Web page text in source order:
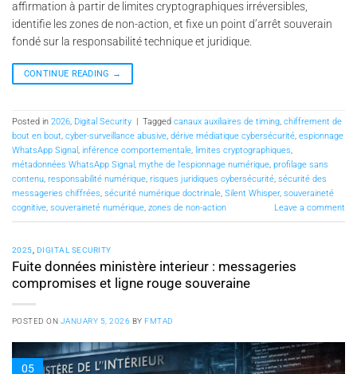
affirmation à partir de limites cryptographiques irréversibles,
identifie les zones de non-action, et fixe un point d’arrêt souverain
fondé sur la responsabilité technique et juridique.
CONTINUE READING →
Posted in 2026, Digital Security Tagged canaux auxiliaires de timing, chiffrement de
bout en bout, cyber-surveillance abusive, dérive médiatique cybersécurité, espionnage
WhatsApp Signal, inférence comportementale, limites cryptographiques,
métadonnées WhatsApp Signal, mythe de l’espionnage numérique, profilage sans
contenu, responsabilité numérique, risques juridiques cybersécurité, sécurité des
messageries chiffrées, sécurité numérique doctrinale, Silent Whisper, souveraineté
cognitive, souveraineté numérique, zones de non-action Leave a comment
2025 DIGITAL SECURITY
Fuite données ministère interieur : messageries
compromises et ligne rouge souveraine
POSTED ON JANUARY 5, 2026 BYFMTAD
05